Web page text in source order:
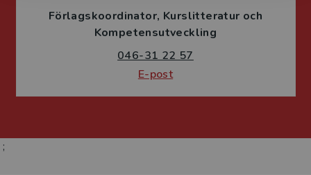
Förlagskoordinator Kurslitteratur och
Kompetensutveckling
046-31 22 57
E-post
;